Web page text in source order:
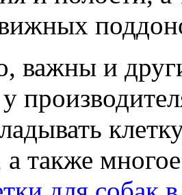
важны и
а также